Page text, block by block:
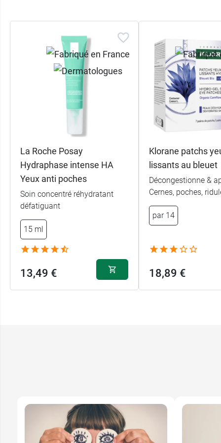
La Roche Posay
Hydraphase intense HA
Yeux anti poches
Soin concentré réhydratant
défatiguant
15 ml
13,49 €
Klorane patchs
lissants au bleuet
Décongestionne &
Cernes, poches,
par 14
18,89 €